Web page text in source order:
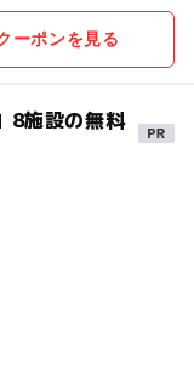
ーポンを見る
8施設の無料